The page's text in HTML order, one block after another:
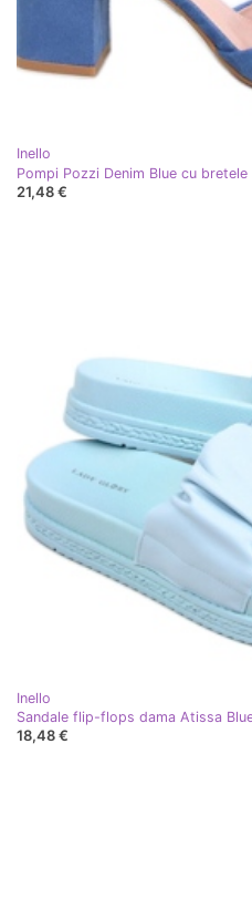
Inello
Pompi Pozzi Denim Blue cu
21,48 €
Inello
Sandale flip-flops dama Atissa
18,48 €